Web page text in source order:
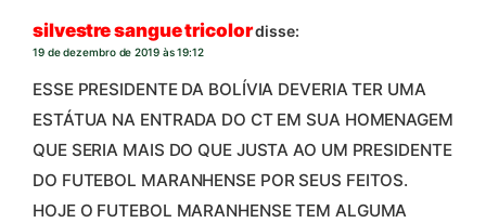
silvestre sangue tricolordisse:
19 de dezembro de 2019 às 19:12
ESSE PRESIDENTE DA BOLÍVIA DEVERIA TER UMA
ESTÁTUA NA ENTRADA DO CT EM SUA HOMENAGEM
QUE SERIA MAIS DO QUE JUSTA AO UM PRESIDENTE
DO FUTEBOL MARANHENSE POR SEUS FEITOS.
HOJE O FUTEBOL MARANHENSE TEM ALGUMA